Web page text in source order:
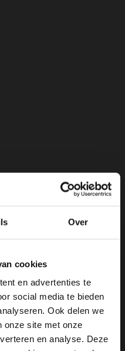
Over
cookies
en advertenties te
social media te bieden
Ook delen we
onze site met onze
en analyse. Deze
happiness
Net dat
op mijn